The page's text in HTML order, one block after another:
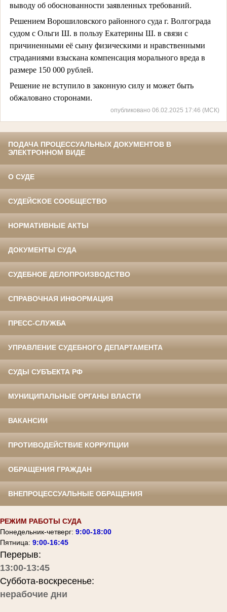
выводу об обоснованности заявленных требований.
Решением Ворошиловского районного суда г. Волгограда
судом с Ольги Ш. в пользу Екатерины Ш. в связи с
причиненными её сыну физическими и нравственными
страданиями взыскана компенсация морального вреда в
размере 150 000 рублей.
Решение не вступило в законную силу и может быть
обжаловано сторонами.
опубликовано 06.02.2025 17:46 (МСК)
ПОДАЧА ПРОЦЕССУАЛЬНЫХ ДОКУМЕНТОВ В
ЭЛЕКТРОННОМ ВИДЕ
О СУДЕ
СУДЕЙСКОЕ СООБЩЕСТВО
НОРМАТИВНЫЕ АКТЫ
ДОКУМЕНТЫ СУДА
СУДЕБНОЕ ДЕЛОПРОИЗВОДСТВО
СПРАВОЧНАЯ ИНФОРМАЦИЯ
ПРЕСС-СЛУЖБА
УПРАВЛЕНИЕ СУДЕБНОГО ДЕПАРТАМЕНТА
СУДЫ СУБЪЕКТА РФ
МУНИЦИПАЛЬНЫЕ ОРГАНЫ ВЛАСТИ
ВАКАНСИИ
ПРОТИВОДЕЙСТВИЕ КОРРУПЦИИ
ОБРАЩЕНИЯ ГРАЖДАН
ВНЕПРОЦЕССУАЛЬНЫЕ ОБРАЩЕНИЯ
РЕЖИМ РАБОТЫ СУДА
Понедельник-четверг: 9:00-18:00
Пятница: 9:00-16:45
Перерыв:
13:00-13:45
Суббота-воскресенье:
нерабочие дни